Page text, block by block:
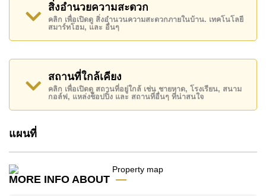
ห้องเกมส์
สถานที่สำคัญใกล้ Copacabana Beach Jomtien ได้แก่:
ติดชายหาด, บิ๊กซี เอ็กซ์ตร้า , หาดจอมเทียน, ถนนคนเดิน
, เอเชีย 9 หลุม กอล์ฟ , โรงพยาบาลเมืองพัทยา,
รพ.กรุงเทพจอมเทียน
อสังหาริมทรัพย์นี้เปิดให้เช่าระยะยาวในราคา ฿ 20,000
บาทต่อเดือน
โปรดทราบว่าราคาค่าเช่าที่ Cornerstone Real Estate
ค้นพบโอกาสในการทำให้ที่อยู่อาศัยนี้เป็นบ้านในฝันของ
สิ่งอำนวยความสะดวก
คลิก เพื่อเปิดดู สิ่งอำนวนความสะดวกภายในบ้าน. เทคโนโลยี
สมาร์ทโฮม, และ อื่นๆ
สถานที่ใกล้เคียง
คลิก เพื่อเปิดดู สถานที่อยู่ใกล้ เช่น ชายหาด, โรงเรียน, สนาม
กอล์ฟ, แหล่งช็อปปิ้ง และ สถานที่อื่นๆ ที่น่าสนใจ
แผนที่
MORE INFO ABOUT